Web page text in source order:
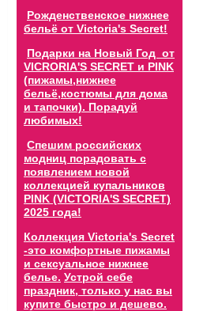
Рожденственское нижнее
бельё от Victoria's Secret!
Подарки на Новый Год от
VICRORIA'S SECRET и PINK
(пижамы,нижнее
бельё,костюмы для дома
и тапочки). Порадуй
любимых!
Спешим российских
модниц порадовать с
появлением новой
коллекцией купальников
PINK (VICTORIA'S SECRET)
2025 года!
Коллекция Victoria's Secret
-это комфортные пижамы
и сексуальное нижнее
белье. Устрой себе
праздник, только у нас вы
купите быстро и дешево.